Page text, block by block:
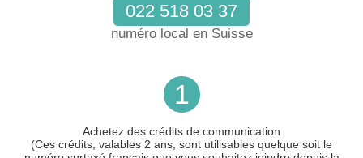
022 518 03 37
numéro local en Suisse
1
Achetez des crédits de communication
(Ces crédits, valables 2 ans, sont utilisables quelque soit le